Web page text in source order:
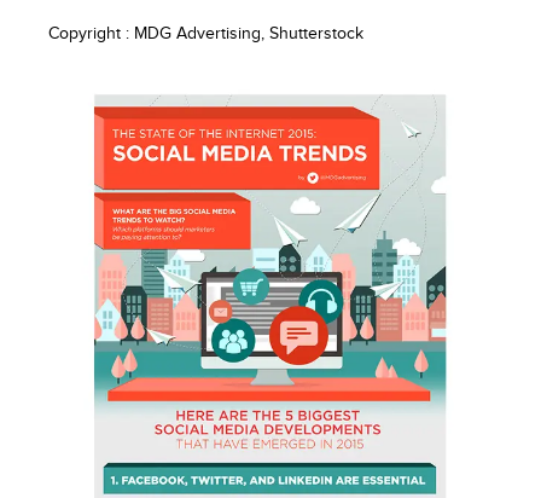
Copyright : MDG Advertising, Shutterstock